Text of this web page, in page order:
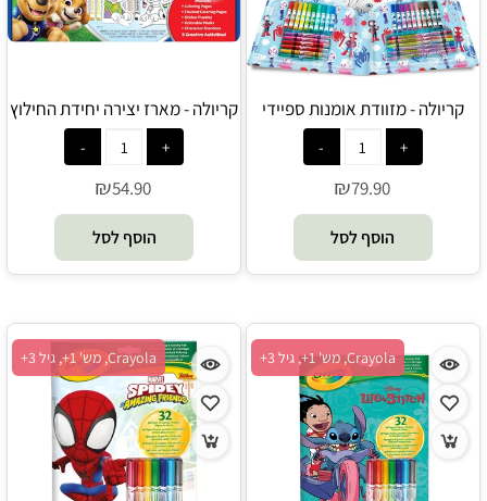
קריולה - מזוודת אומנות ספיידי
וחבריו המופלאים - Crayola
₪79.90
הוסף לסל
קריולה - מארז יצירה יחידת החילוץ
כולל טושים רחיצים דפי צביעה
ומדבקות - Crayola
₪54.90
הוסף לסל
Crayola, מש' 1+, גיל 3+ Crayola, מש' 1+, גיל 3+